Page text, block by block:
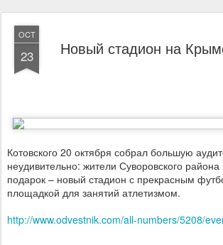
OCT
23 Новый стадион на
Котовского 20 октября собрал большую
неудивительно: жители Суворовского
подарок – новый стадион с прекрасным
площадкой для занятий атлетизмом.
http://www.odvestnik.com/all-numbers/5208/